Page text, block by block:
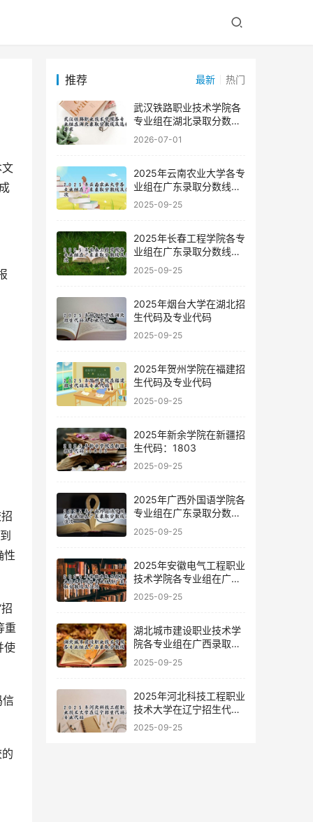
性
重
使
信
推荐 最新 热门
武汉铁路职业技术学院各
专业组在湖北录取分数线
及选科要求
2026-07-01
2025年云南农业大学各专
业组在广东录取分数线及
位次
2025-09-25
2025年长春工程学院各专
业组在广东录取分数线及
位次
2025-09-25
2025年烟台大学在湖北招
生代码及专业代码
2025-09-25
2025年贺州学院在福建招
生代码及专业代码
2025-09-25
2025年新余学院在新疆招
生代码：1803
2025-09-25
2025年广西外国语学院各
专业组在广东录取分数线
及位次
2025-09-25
2025年安徽电气工程职业
技术学院各专业组在广东
录取分数线及位次
2025-09-25
湖北城市建设职业技术学
院各专业组在广西录取分
数线
2025-09-25
2025年河北科技工程职业
技术大学在辽宁招生代码
及专业代码
2025-09-25